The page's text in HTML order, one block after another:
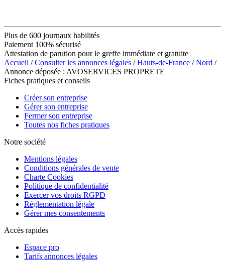
Plus de 600 journaux habilités
Paiement 100% sécurisé
Attestation de parution pour le greffe immédiate et gratuite
Accueil /Consulter les annonces légales /Hauts-de-France /Nord /
Annonce déposée : AVOSERVICES PROPRETE
Fiches pratiques et conseils
Créer son entreprise
Gérer son entreprise
Fermer son entreprise
Toutes nos fiches pratiques
Notre société
Mentions légales
Conditions générales de vente
Charte Cookies
Politique de confidentialité
Exercer vos droits RGPD
Réglementation légale
Gérer mes consentements
Accès rapides
Espace pro
Tarifs annonces légales